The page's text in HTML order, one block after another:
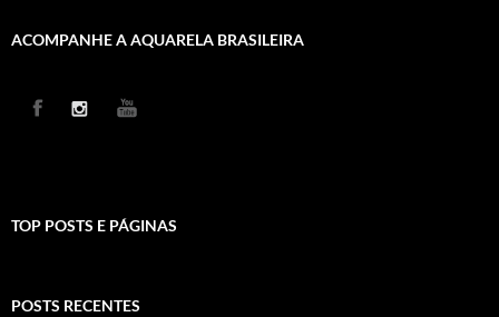
ACOMPANHE A AQUARELA BRASILEIRA
TOP POSTS E PÁGINAS
POSTS RECENTES